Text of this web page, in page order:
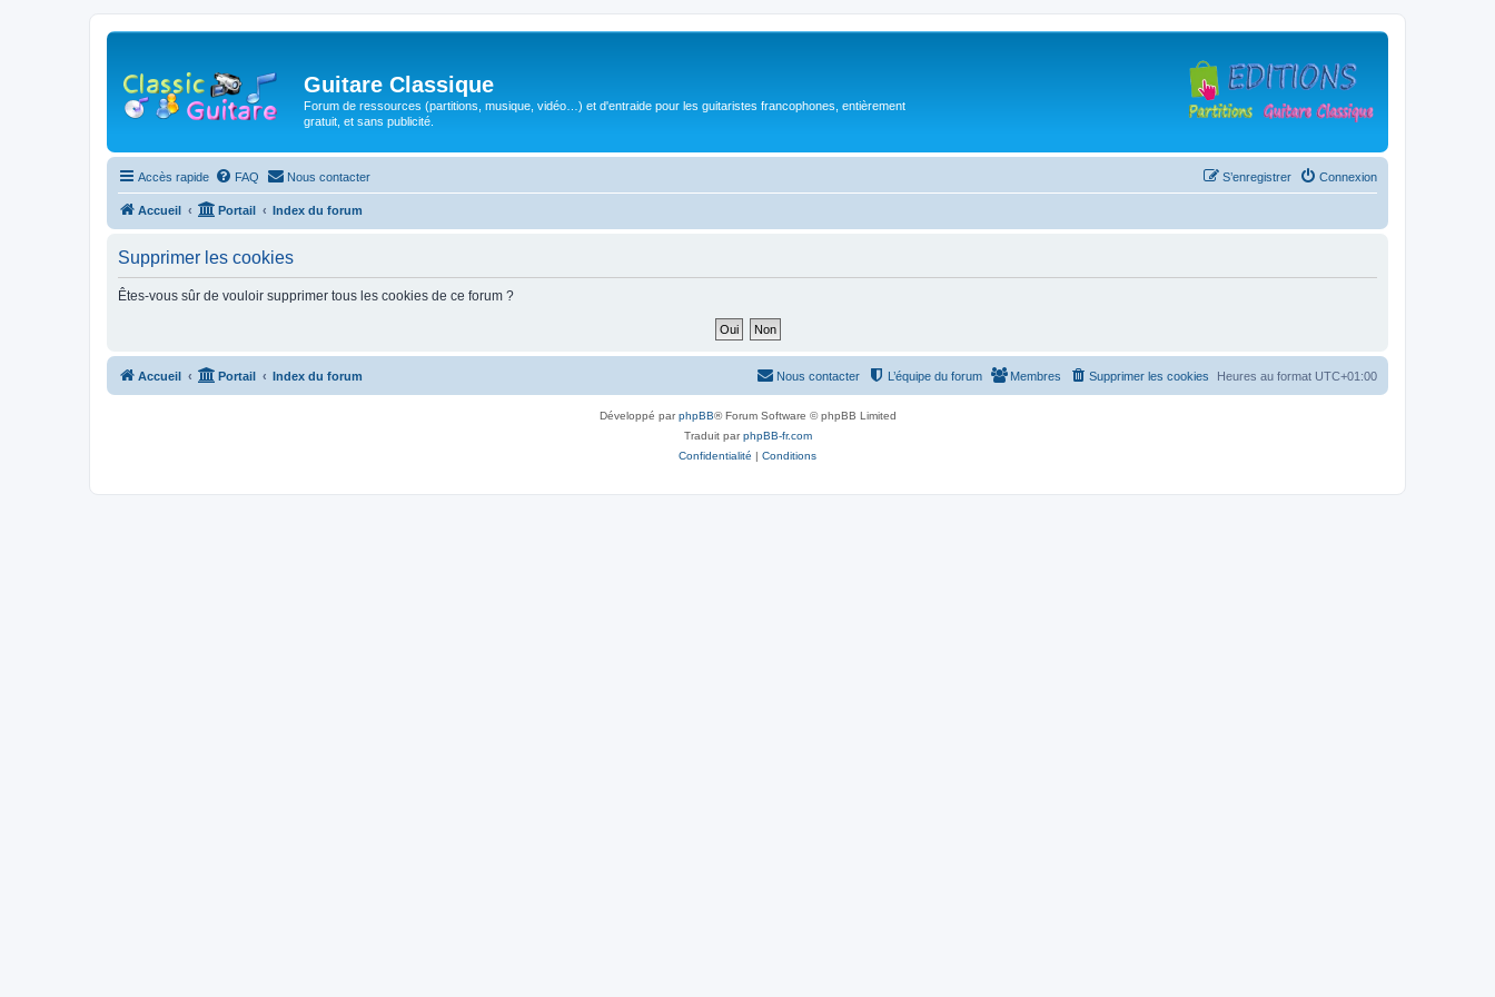
Guitare Classique
Forum de ressources (partitions, musique, vidéo…) et d'entraide pour les guitaristes francophones, entièrement
gratuit, et sans publicité.
Accès rapide FAQ Nous contacter Connexion
S’enregistrer
Accueil Portail Index du forum
Supprimer les cookies
Êtes-vous sûr de vouloir supprimer tous les cookies de ce forum ?
Accueil Portail Index du forum Heures au format UTC+01:00
Supprimer les cookies
Membres
L’équipe du forum
Nous contacter
Développé parphpBB® Forum Software © phpBB Limited
Traduit parphpBB-fr.com
Confidentialité | Conditions